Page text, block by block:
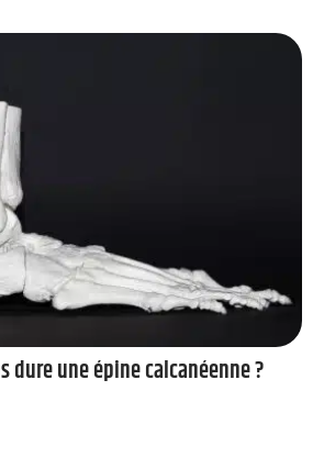
dure une épine calcanéenne ?